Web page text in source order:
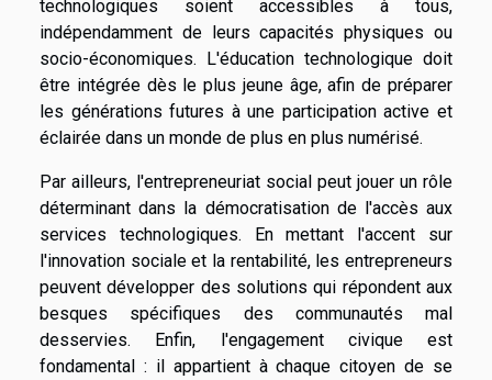
technologiques soient accessibles à tous,
indépendamment de leurs capacités physiques ou
socio-économiques. L'éducation technologique doit
être intégrée dès le plus jeune âge, afin de préparer
les générations futures à une participation active et
éclairée dans un monde de plus en plus numérisé.
Par ailleurs, l'entrepreneuriat social peut jouer un rôle
déterminant dans la démocratisation de l'accès aux
services technologiques. En mettant l'accent sur
l'innovation sociale et la rentabilité, les entrepreneurs
peuvent développer des solutions qui répondent aux
besques spécifiques des communautés mal
desservies. Enfin, l'engagement civique est
fondamental : il appartient à chaque citoyen de se